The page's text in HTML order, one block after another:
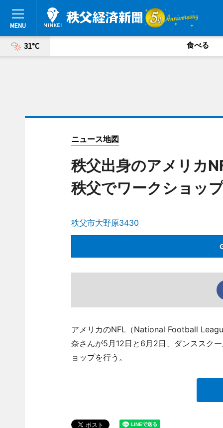
31°C 食べる
ニュース地図
秩父出身のアメリカ
秩父でワークショッ
秩父市大野原3430
アメリカのNFL（National Football
奈さんが5月12日と6月2日、ダンススク
ョップを行う。